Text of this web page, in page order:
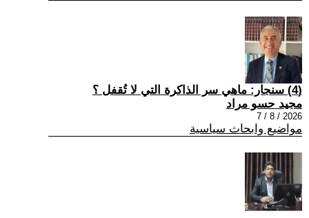
(4) سنجار: ماهي سر الذاكرة التي لا تُقفل ؟
مجيد حسو مراد
2026 / 8 / 7
مواضيع وابحاث سياسية